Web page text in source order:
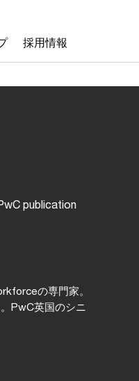
採用情報
publication
の専門家。
PwC英国のシニ